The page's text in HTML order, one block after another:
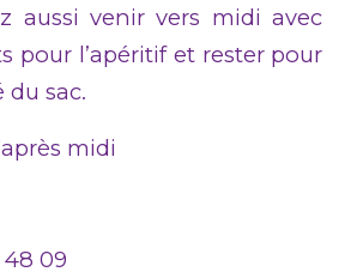
aussi venir vers midi avec
pour l’apéritif et rester pour
du sac.
midi
48 09